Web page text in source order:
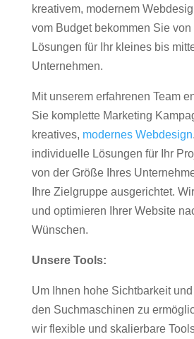
kreativem, modernem
vom Budget bekommen Sie
Lösungen für Ihr kleines bis
Unternehmen.
Mit unserem erfahrenen Team
Sie komplette Marketing
kreatives, modernes Webdesign
individuelle Lösungen für Ihr
von der Größe Ihres
Ihre Zielgruppe ausgerichtet.
und optimieren Ihrer Website
Wünschen.
Unsere Tools:
Um Ihnen hohe Sichtbarkeit und
den Suchmaschinen zu
wir flexible und skalierbare